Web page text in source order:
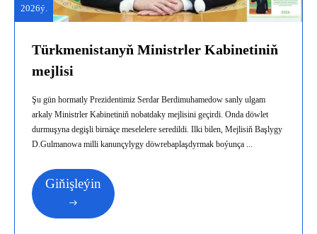
2026ý.
Türkmenistanyň Ministrler Kabinetiniň
mejlisi
Şu gün hormatly Prezidentimiz Serdar Berdimuhamedow sanly ulgam
arkaly Ministrler Kabinetiniň nobatdaky mejlisini geçirdi. Onda döwlet
durmuşyna degişli birnäçe meselelere seredildi. Ilki bilen, Mejlisiň Başlygy
D.Gulmanowa milli kanunçylygy döwrebaplaşdyrmak boýunça ...
Giňişleýin